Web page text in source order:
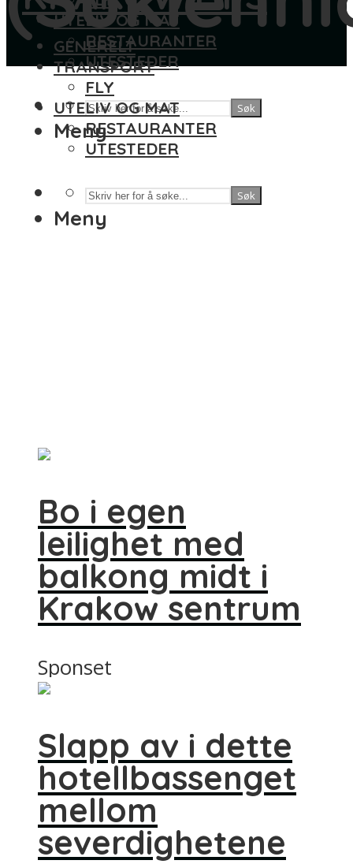
UTELIV OG MAT
RESTAURANTER
UTESTEDER
Søk
Meny
GENERELT
TRANSPORT
FLY
UTELIV OG MAT
RESTAURANTER
UTESTEDER
Søk
Meny
Bo i egen
leilighet med
balkong midt i
Krakow sentrum
Sponset
Slapp av i dette
hotellbassenget
mellom
severdighetene